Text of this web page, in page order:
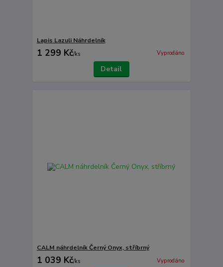
Lapis Lazuli Náhrdelník
1 299 Kč/ks Vyprodáno
Detail
CALM náhrdelník Černý Onyx, stříbrný
1 039 Kč/ks Vyprodáno